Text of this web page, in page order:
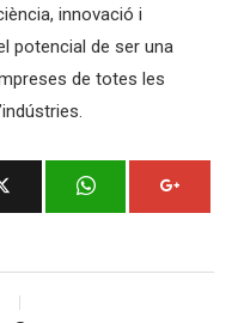
innovació i
potencial de ser una
de totes les